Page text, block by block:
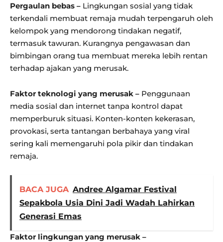
Pergaulan bebas – Lingkungan sosial yang tidak
terkendali membuat remaja mudah terpengaruh oleh
kelompok yang mendorong tindakan negatif,
termasuk tawuran. Kurangnya pengawasan dan
bimbingan orang tua membuat mereka lebih rentan
terhadap ajakan yang merusak.
Faktor teknologi yang merusak – Penggunaan
media sosial dan internet tanpa kontrol dapat
memperburuk situasi. Konten-konten kekerasan,
provokasi, serta tantangan berbahaya yang viral
sering kali memengaruhi pola pikir dan tindakan
remaja.
BACA JUGA Andree Algamar Festival
Sepakbola Usia Dini Jadi Wadah Lahirkan
Generasi Emas
Faktor lingkungan yang merusak –